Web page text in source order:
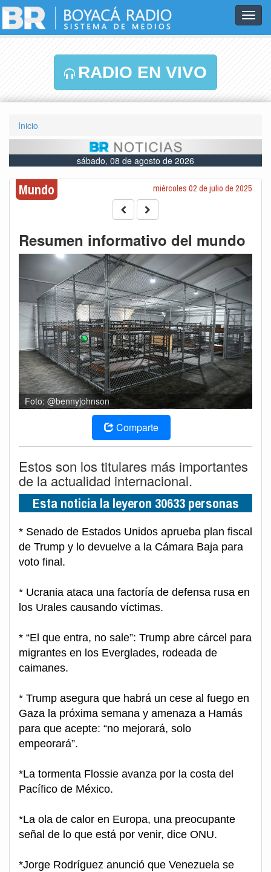
RADIO EN VIVO
Inicio
sábado, 08 de agosto de 2026
Mundo miércoles 02 de julio de 2025
Resumen informativo del mundo
Foto: @bennyjohnson
Comparte
Estos son los titulares más importantes
de la actualidad internacional.
Esta noticia la leyeron 30633 personas
* Senado de Estados Unidos aprueba plan fiscal
de Trump y lo devuelve a la Cámara Baja para
voto final.
* Ucrania ataca una factoría de defensa rusa en
los Urales causando víctimas.
* “El que entra, no sale”: Trump abre cárcel para
migrantes en los Everglades, rodeada de
caimanes.
* Trump asegura que habrá un cese al fuego en
Gaza la próxima semana y amenaza a Hamás
para que acepte: “no mejorará, solo
empeorará”.
*La tormenta Flossie avanza por la costa del
Pacífico de México.
*La ola de calor en Europa, una preocupante
señal de lo que está por venir, dice ONU.
*Jorge Rodríguez anunció que Venezuela se